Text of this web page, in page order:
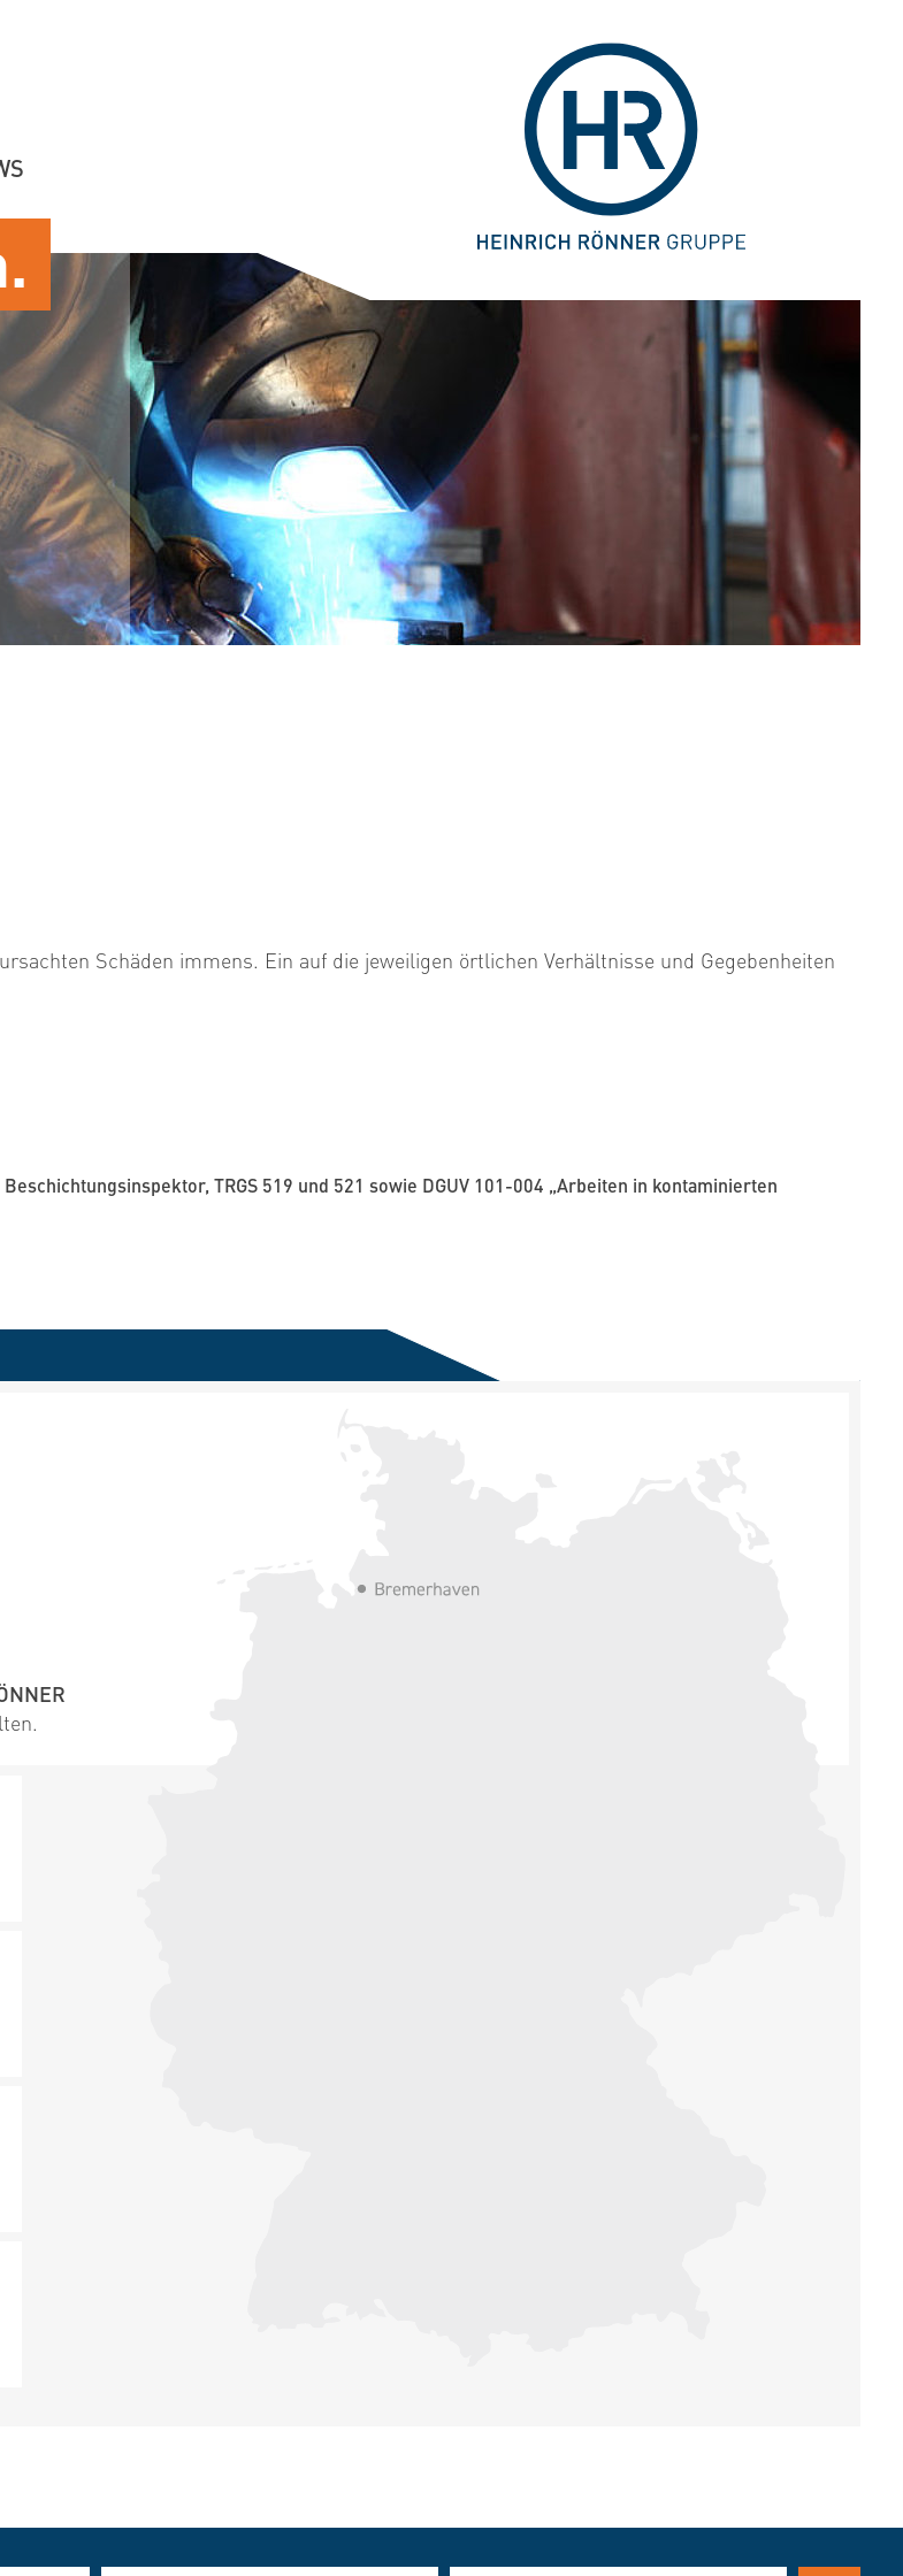
Schäden immens. Ein auf die jeweiligen örtlichen Verhältnisse und Gegebenheiten
TRGS 519 und 521 sowie DGUV 101-004 „Arbeiten in kontaminierten